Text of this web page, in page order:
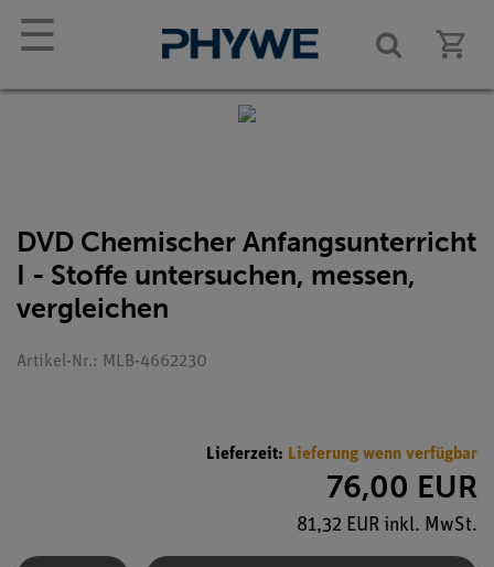
☰
DVD Chemischer Anfangsunterricht
I - Stoffe untersuchen, messen,
vergleichen
Artikel-Nr.: MLB-4662230
Lieferzeit: Lieferung wenn verfügbar
76,00 EUR
81,32 EUR inkl. MwSt.